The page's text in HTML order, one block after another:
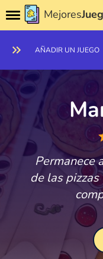
Mejores
AÑADIR UN JUEGO
Permanece
de las